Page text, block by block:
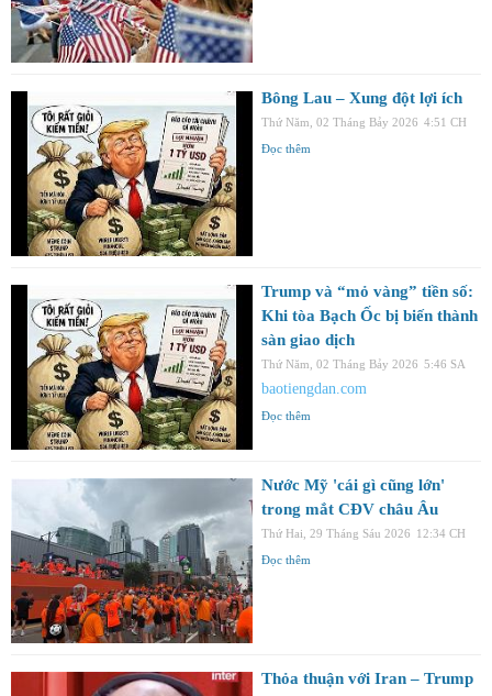
Bông Lau – Xung đột lợi ích
Thứ Năm, 02 Tháng Bảy 2026 4:51 CH
Đọc thêm
Trump và “mỏ vàng” tiền số:
Khi tòa Bạch Ốc bị biến thành
sàn giao dịch
Thứ Năm, 02 Tháng Bảy 2026 5:46 SA
baotiengdan.com
Đọc thêm
Nước Mỹ 'cái gì cũng lớn'
trong mắt CĐV châu Âu
Thứ Hai, 29 Tháng Sáu 2026 12:34 CH
Đọc thêm
Thỏa thuận với Iran – Trump